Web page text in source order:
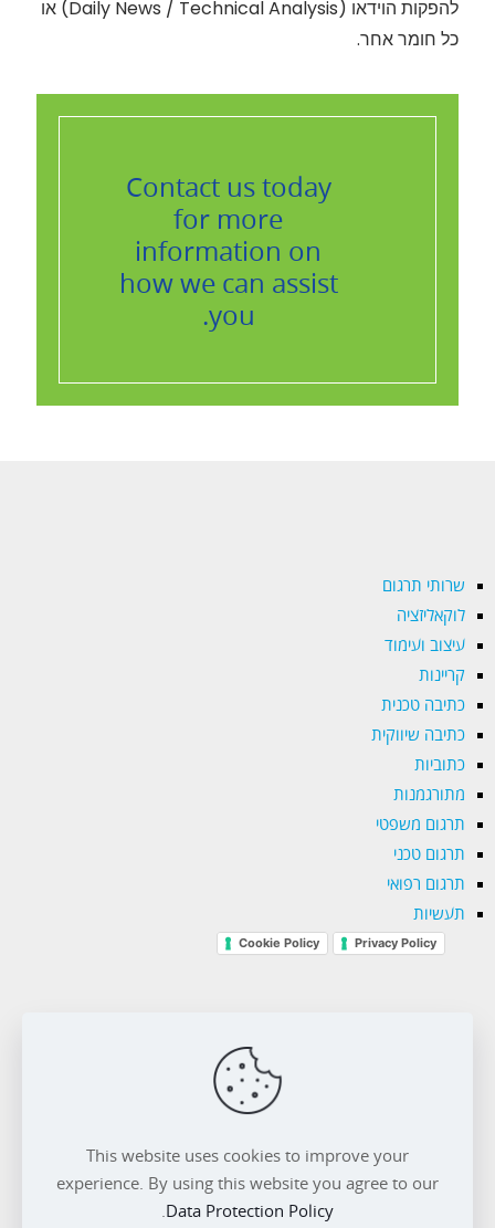
להפקות הוידאו (Daily News / Technical Analysis) או
כל חומר אחר.
Contact us today
for more
information on
how we can assist
you.
שרותי תרגום
לוקאליזציה
עיצוב ועימוד
קריינות
כתיבה טכנית
כתיבה שיווקית
כתוביות
מתורגמנות
תרגום משפטי
תרגום טכני
תרגום רפואי
תעשיות
Privacy Policy
Cookie Policy
טלפון. 077.4224244This website uses cookies to improve your
experience. By using this website you agree to our
Data Protection Policy
.